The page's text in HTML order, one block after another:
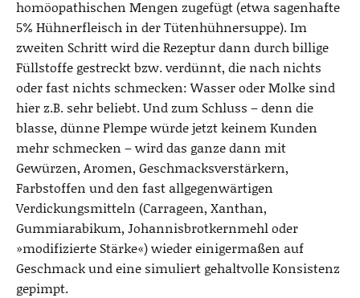
homöopathischen Mengen zugefügt (etwa sagenhafte
5% Hühnerfleisch in der Tütenhühnersuppe). Im
zweiten Schritt wird die Rezeptur dann durch billige
Füllstoffe gestreckt bzw. verdünnt, die nach nichts
oder fast nichts schmecken: Wasser oder Molke sind
hier z.B. sehr beliebt. Und zum Schluss – denn die
blasse, dünne Plempe würde jetzt keinem Kunden
mehr schmecken – wird das ganze dann mit
Gewürzen, Aromen, Geschmacksverstärkern,
Farbstoffen und den fast allgegenwärtigen
Verdickungsmitteln (Carrageen, Xanthan,
Gummiarabikum, Johannisbrotkernmehl oder
»modifizierte Stärke«) wieder einigermaßen auf
Geschmack und eine simuliert gehaltvolle Konsistenz
gepimpt.